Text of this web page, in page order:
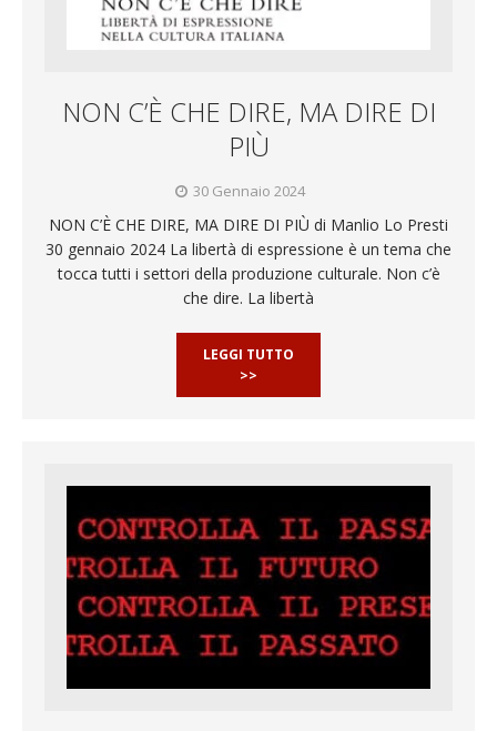
NON C’È CHE DIRE, MA DIRE DI
PIÙ
30 Gennaio 2024
NON C’È CHE DIRE, MA DIRE DI PIÙ di Manlio Lo Presti
30 gennaio 2024 La libertà di espressione è un tema che
tocca tutti i settori della produzione culturale. Non c’è
che dire. La libertà
LEGGI TUTTO
>>